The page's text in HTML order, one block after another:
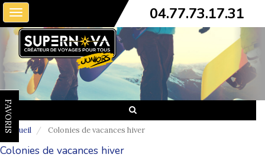
Toggle
navigation
04.77.73.17.31
FAVORIS
Accueil Colonies de vacances hiver
Colonies de vacances hiver